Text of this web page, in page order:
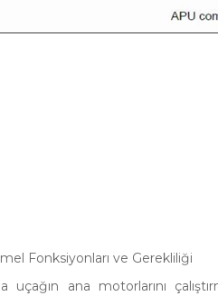
Fonksiyonları ve Gerekliliği
uçağın ana motorlarını